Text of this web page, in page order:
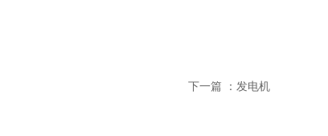
下一篇 ： 发电机